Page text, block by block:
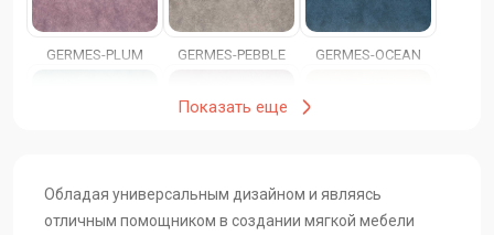
GERMES-PLUM GERMES-PEBBLE GERMES-OCEAN
GERMES-GREY GERMES-GREEN GERMES-GRAFIT
Показать еще
Обладая универсальным дизайном и являясь
отличным помощником в создании мягкой мебели